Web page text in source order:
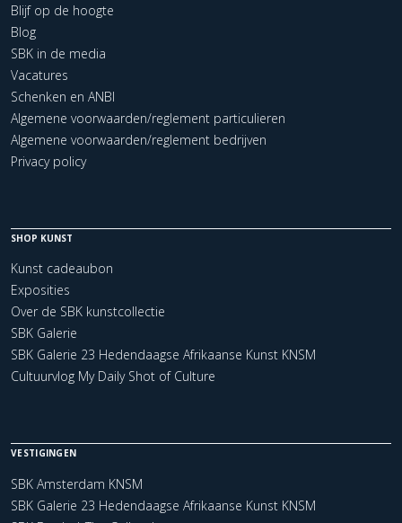
Blijf op de hoogte
Blog
SBK in de media
Vacatures
Schenken en ANBI
Algemene voorwaarden/reglement particulieren
Algemene voorwaarden/reglement bedrijven
Privacy policy
SHOP KUNST
Kunst cadeaubon
Exposities
Over de SBK kunstcollectie
SBK Galerie
SBK Galerie 23 Hedendaagse Afrikaanse Kunst KNSM
Cultuurvlog My Daily Shot of Culture
VESTIGINGEN
SBK Amsterdam KNSM
SBK Galerie 23 Hedendaagse Afrikaanse Kunst KNSM